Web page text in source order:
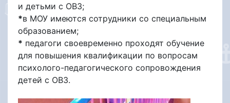
и детьми с ОВЗ;
*в МОУ имеются сотрудники со специальным
образованием;
* педагоги своевременно проходят обучение
для повышения квалификации по вопросам
психолого-педагогического сопровождения
детей с ОВЗ.